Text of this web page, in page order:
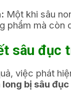
Một khi sâu
phẩm mà còn
sâu đục
việc phát
bị sâu